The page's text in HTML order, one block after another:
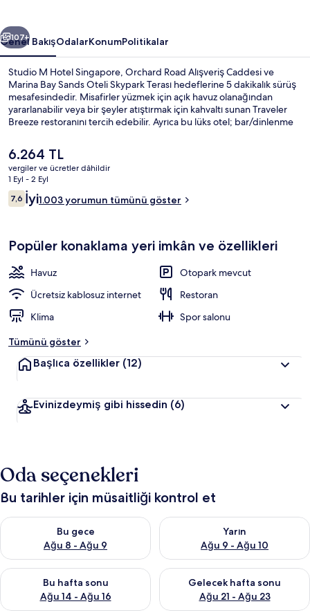
Sonraki
107+
Genel BakışOdalarKonumPolitikalar
Studio M Hotel Singapore, Orchard Road Alışveriş Caddesi ve
Marina Bay Sands Oteli Skypark Terası hedeflerine 5 dakikalık sürüş
mesafesindedir. Misafirler yüzmek için açık havuz olanağından
yararlanabilir veya bir şeyler atıştırmak için kahvaltı sunan Traveler
Breeze restoranını tercih edebilir. Ayrıca bu lüks otel; bar/dinlenme
içerir. Misafirler arasında yardıma hazır personel seviliyor. Konaklama
yeri toplu taşımaya yakındır, Fort Canning MRT İstasyonu 9 dakikalık
ve Great World İstasyonu 11 dakikalık yürüme mesafesindedir.
Şu
anki
fiyat
6.264 TL
6.264 TL
vergiler ve ücretler dâhildir
1 Eyl - 2 Eyl
Yorumlar
7,67,6/10
İyi1.003 yorumun tümünü göster
Popüler konaklama yeri imkân ve özellikleri
Havuz
Otopark mevcut
Ücretsiz kablosuz internet
Restoran
Klima
Spor salonu
Tümünü göster
Başlıca özellikler (12)
Evinizdeymiş gibi hissedin (6)
Oda seçenekleri
Bu tarihler için müsaitliği kontrol et
Bu gece
Ağu 8 - Ağu 9
Bu gece için müsaitliği kontrol et Ağu 8 - Ağu 9
Yarın
Ağu 9 - Ağu 10
Yarın için müsaitliği kontrol
Bu hafta sonu
Ağu 14 - Ağu 16
Bu hafta sonu için müsaitliği kontrol et Ağu 14 - Ağu 16
Gelecek hafta sonu
Ağu 21 - Ağu 23
Önümüzdeki hafta sonu için